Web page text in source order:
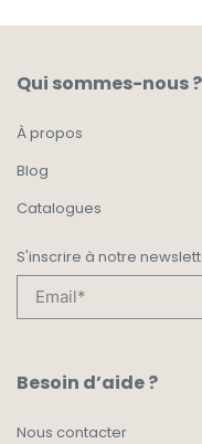
Qui sommes-nous ?
À propos
Blog
Catalogues
S'inscrire à notre
Besoin d’aide ?
Nous contacter